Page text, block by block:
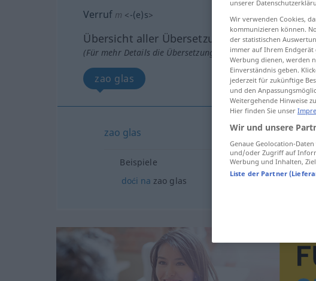
Verrufm <-(e)s>
Übersicht aller Übersetzungen
(Für mehr Details die Übersetzung anklicken/antippen)
zao glas
zao glas
Beispiele
doći na zao glas
unserer
Wir verwenden Cookies,
kommunizieren können.
der statistischen
immer auf Ihrem
Werbung dienen, werden
Einverständnis geben.
jederzeit für zukünftige
und den
Weitergehende Hinweise
Hier finden Sie unser
Wir und unsere
Genaue Geolocation-
und/oder Zugriff auf
Werbung und Inhalten,
Liste der Partner